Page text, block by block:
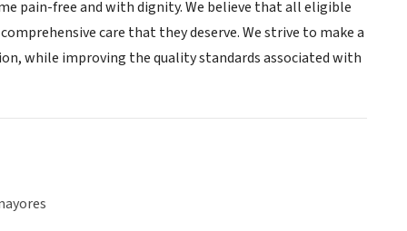
pain-free and with dignity. We believe that all eligible
care that they deserve. We strive to make a
while improving the quality standards associated with